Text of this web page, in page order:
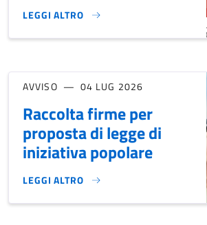
LEGGI ALTRO
BANDO SELEZIONE RILEVATORI
AVVISO 04 LUG 2026
Raccolta firme per
proposta di legge di
iniziativa popolare
LEGGI ALTRO
RACCOLTA FIRME PER PROPOSTA DI